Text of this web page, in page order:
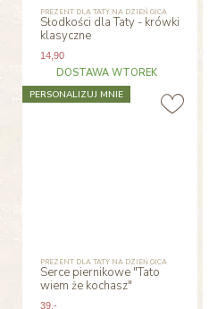
PREZENT DLA TATY NA DZIEŃ OJCA
Słodkości dla Taty - krówki
klasyczne
14,90
DOSTAWA WTOREK
PREZENT DLA TATY NA DZIEŃ OJCA
Serce piernikowe "Tato
wiem że kochasz"
39,-
PERSONALIZUJ MNIE